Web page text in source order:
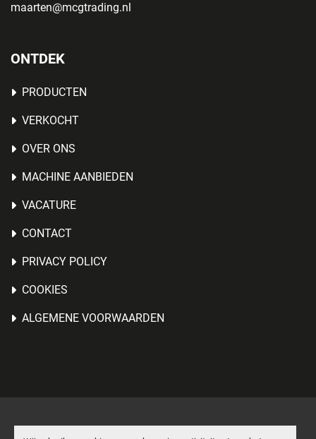
maarten@mcgtrading.nl
ONTDEK
PRODUCTEN
VERKOCHT
OVER ONS
MACHINE AANBIEDEN
VACATURE
CONTACT
PRIVACY POLICY
COOKIES
ALGEMENE VOORWAARDEN